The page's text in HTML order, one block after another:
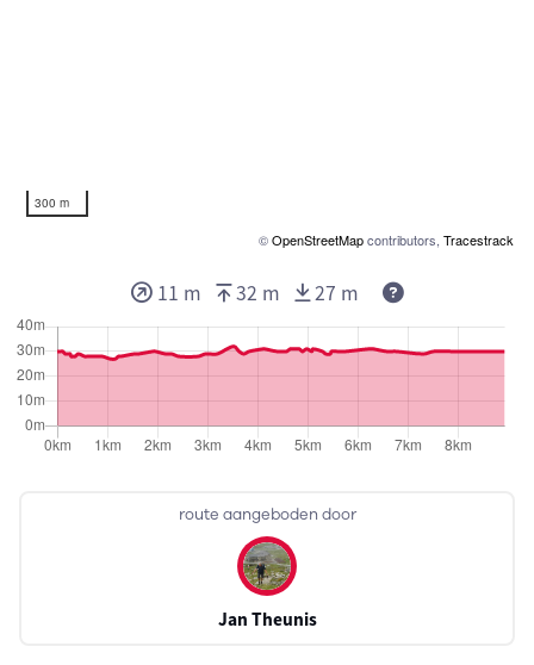
300 m
©OpenStreetMapcontributors, Tracestrack
route aangeboden door
Jan Theunis
11 m 32 m 27 m Deze